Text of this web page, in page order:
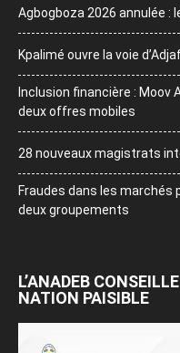
Agbogboza 2026 annulée :
Kpalimé ouvre la voie
Inclusion financière : Moov
deux offres mobiles
28 nouveaux magistrats
Fraudes dans les
deux groupements
L’ANADEB
NATION PAISIBLE